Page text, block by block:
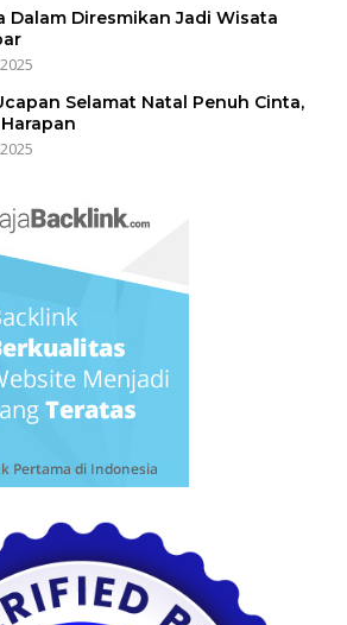
Dalam Diresmikan Jadi Wisata
Selamat Natal Penuh Cinta,